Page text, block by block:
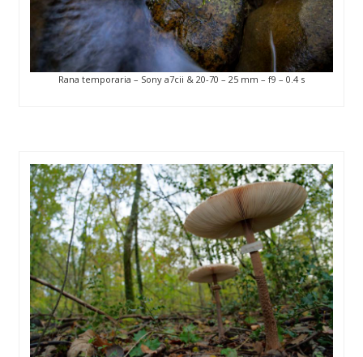
Rana temporaria – Sony a7cii & 20-70 – 25 mm – f9 – 0.4 s